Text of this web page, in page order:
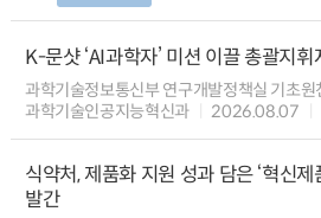
K-문샷 ‘AI과학자’ 미션 이끌 총괄지
과학기술정보통신부 연구개발정책실 기초
과학기술인공지능혁신과
2026.08.07
식약처, 제품화 지원 성과 담은 ‘혁신
발간